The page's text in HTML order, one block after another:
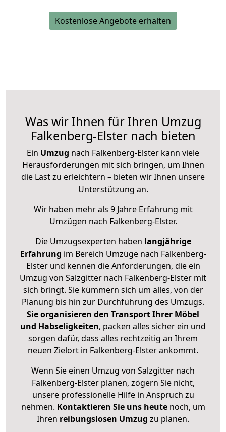
Kostenlose Angebote erhalten
Was wir Ihnen für Ihren Umzug
Falkenberg-Elster nach bieten
Ein Umzug nach Falkenberg-Elster kann viele
Herausforderungen mit sich bringen, um Ihnen
die Last zu erleichtern – bieten wir Ihnen unsere
Unterstützung an.
Wir haben mehr als 9 Jahre Erfahrung mit
Umzügen nach Falkenberg-Elster.
Die Umzugsexperten haben langjährige
Erfahrung im Bereich Umzüge nach Falkenberg-
Elster und kennen die Anforderungen, die ein
Umzug von Salzgitter nach Falkenberg-Elster mit
sich bringt. Sie kümmern sich um alles, von der
Planung bis hin zur Durchführung des Umzugs.
Sie organisieren den Transport Ihrer Möbel
und Habseligkeiten, packen alles sicher ein und
sorgen dafür, dass alles rechtzeitig an Ihrem
neuen Zielort in Falkenberg-Elster ankommt.
Wenn Sie einen Umzug von Salzgitter nach
Falkenberg-Elster planen, zögern Sie nicht,
unsere professionelle Hilfe in Anspruch zu
nehmen. Kontaktieren Sie uns heutenoch, um
Ihren reibungslosen Umzug zu planen.